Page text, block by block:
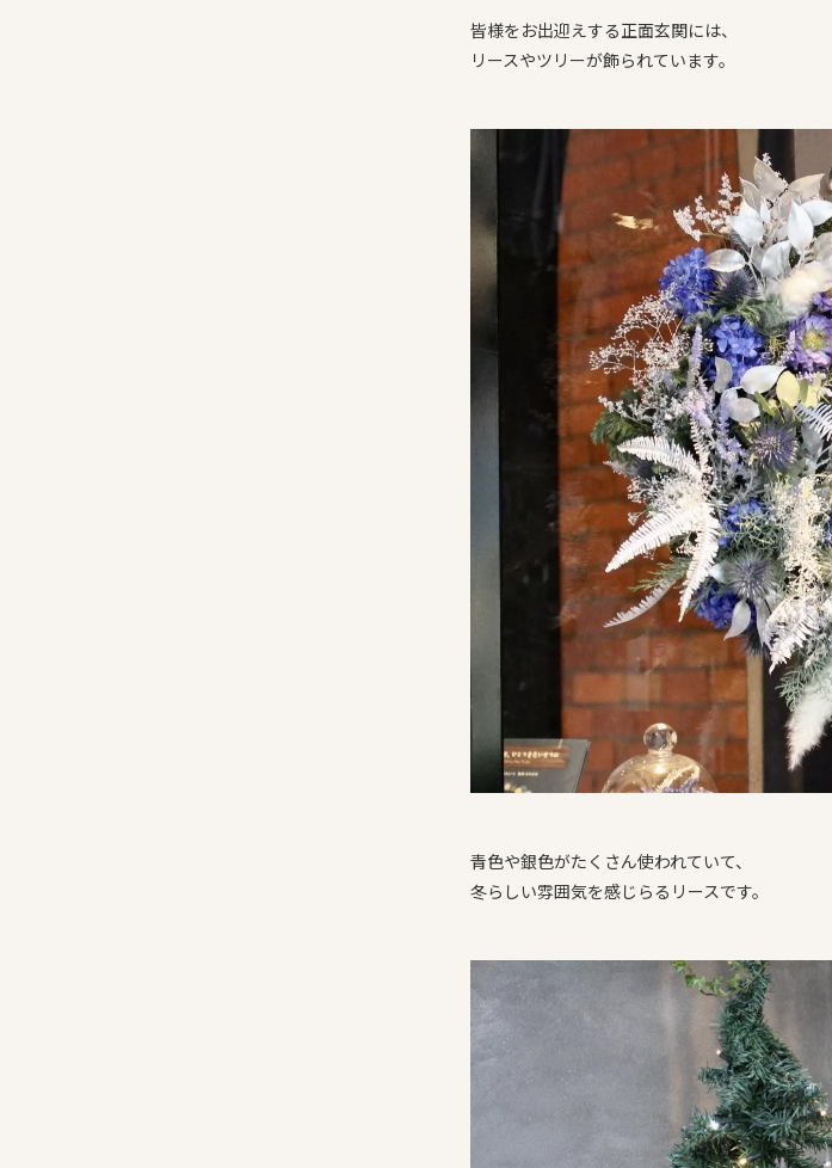
皆様をお出迎えする正面玄関には、
リースやツリーが飾られています。
青色や銀色がたくさん使われていて、
冬らしい雰囲気を感じらるリースです。